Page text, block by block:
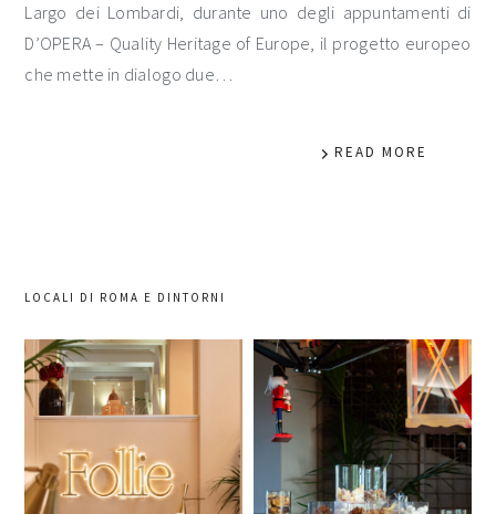
Largo dei Lombardi, durante uno degli appuntamenti di
D’OPERA – Quality Heritage of Europe, il progetto europeo
che mette in dialogo due…
READ MORE
LOCALI DI ROMA E DINTORNI